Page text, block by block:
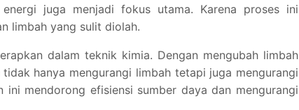
juga menjadi fokus utama. Karena proses ini
limbah yang sulit diolah.
dalam teknik kimia. Dengan mengubah limbah
hanya mengurangi limbah tetapi juga mengurangi
ini mendorong efisiensi sumber daya dan mengurangi